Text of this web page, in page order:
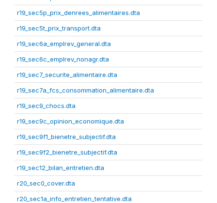
r19_sec5p_prix_denrees_alimentaires.dta
r19_sec5t_prix_transport.dta
r19_sec6a_emplrev_general.dta
r19_sec6c_emplrev_nonagr.dta
r19_sec7_securite_alimentaire.dta
r19_sec7a_fcs_consommation_alimentaire.dta
r19_sec9_chocs.dta
r19_sec9c_opinion_economique.dta
r19_sec9f1_bienetre_subjectif.dta
r19_sec9f2_bienetre_subjectif.dta
r19_sec12_bilan_entretien.dta
r20_sec0_cover.dta
r20_sec1a_info_entretien_tentative.dta